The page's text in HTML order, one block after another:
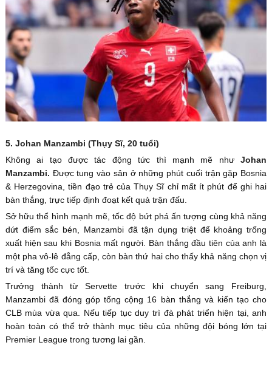
5. Johan Manzambi (Thụy Sĩ, 20 tuổi)
Không ai tạo được tác động tức thì mạnh mẽ nhưJohan
Manzambi. Được tung vào sân ở những phút cuối trận gặp Bosnia
& Herzegovina, tiền đạo trẻ của Thụy Sĩ chỉ mất ít phút để ghi hai
bàn thắng, trực tiếp định đoạt kết quả trận đấu.
Sở hữu thể hình mạnh mẽ, tốc độ bứt phá ấn tượng cùng khả năng
dứt điểm sắc bén, Manzambi đã tận dụng triệt để khoảng trống
xuất hiện sau khi Bosnia mất người. Bàn thắng đầu tiên của anh là
một pha vô-lê đẳng cấp, còn bàn thứ hai cho thấy khả năng chọn vị
trí và tăng tốc cực tốt.
Trưởng thành từ Servette trước khi chuyển sang Freiburg,
Manzambi đã đóng góp tổng cộng 16 bàn thắng và kiến tạo cho
CLB mùa vừa qua. Nếu tiếp tục duy trì đà phát triển hiện tại, anh
hoàn toàn có thể trở thành mục tiêu của những đội bóng lớn tại
Premier League trong tương lai gần.